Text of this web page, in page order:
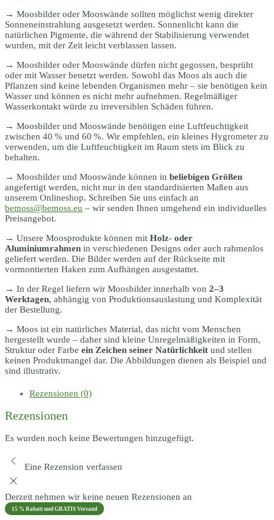
→ Moosbilder oder Mooswände sollten möglichst wenig direkter
Sonneneinstrahlung ausgesetzt werden. Sonnenlicht kann die
natürlichen Pigmente, die während der Stabilisierung verwendet
wurden, mit der Zeit leicht verblassen lassen.
→ Moosbilder oder Mooswände dürfen nicht gegossen, besprüht
oder mit Wasser benetzt werden. Sowohl das Moos als auch die
Pflanzen sind keine lebenden Organismen mehr – sie benötigen kein
Wasser und können es nicht mehr aufnehmen. Regelmäßiger
Wasserkontakt würde zu irreversiblen Schäden führen.
→ Moosbilder und Mooswände benötigen eine Luftfeuchtigkeit
zwischen 40 % und 60 %. Wir empfehlen, ein kleines Hygrometer zu
verwenden, um die Luftfeuchtigkeit im Raum stets im Blick zu
behalten.
→ Moosbilder und Mooswände können in beliebigen Größen
angefertigt werden, nicht nur in den standardisierten Maßen aus
unserem Onlineshop. Schreiben Sie uns einfach an
bemoss@bemoss.eu – wir senden Ihnen umgehend ein individuelles
Preisangebot.
→ Unsere Moosprodukte können mit Holz- oder
Aluminiumrahmen in verschiedenen Designs oder auch rahmenlos
geliefert werden. Die Bilder werden auf der Rückseite mit
vormontierten Haken zum Aufhängen ausgestattet.
→ In der Regel liefern wir Moosbilder innerhalb von 2–3
Werktagen, abhängig von Produktionsauslastung und Komplexität
der Bestellung.
→ Moos ist ein natürliches Material, das nicht vom Menschen
hergestellt wurde – daher sind kleine Unregelmäßigkeiten in Form,
Struktur oder Farbe ein Zeichen seiner Natürlichkeit und stellen
keinen Produktmangel dar. Die Abbildungen dienen als Beispiel und
sind illustrativ.
Rezensionen (0)
Rezensionen
Es wurden noch keine Bewertungen hinzugefügt.
Eine Rezension verfassen
Derzeit nehmen wir keine neuen Rezensionen an
15 % Rabatt und GRATIS Versand